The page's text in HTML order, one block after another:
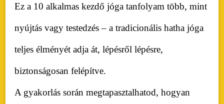
Ez a 10 alkalmas kezdő jóga tanfolyam több, mint
nyújtás vagy testedzés – a tradicionális hatha jóga
teljes élményét adja át, lépésről lépésre,
biztonságosan felépítve.
A gyakorlás során megtapasztalhatod, hogyan